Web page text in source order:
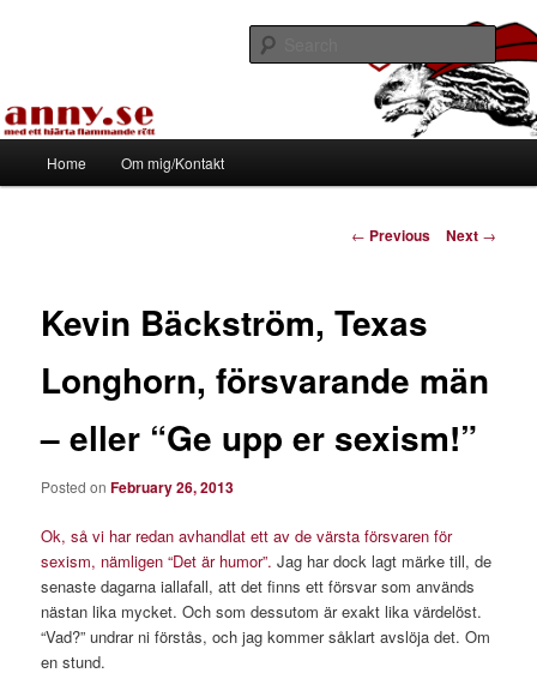
Tapirhen
Home Om mig/Kontakt
Post
← Previous Next →
Kevin Bäckström, Texas
Longhorn, försvarande män
– eller “Ge upp er sexism!”
Posted onFebruary 26, 2013
Ok, så vi har redan avhandlat ett av de värsta försvaren för
sexism, nämligen “Det är humor”. Jag har dock lagt märke till, de
senaste dagarna iallafall, att det finns ett försvar som används
nästan lika mycket. Och som dessutom är exakt lika värdelöst.
“Vad?” undrar ni förstås, och jag kommer såklart avslöja det. Om
en stund.